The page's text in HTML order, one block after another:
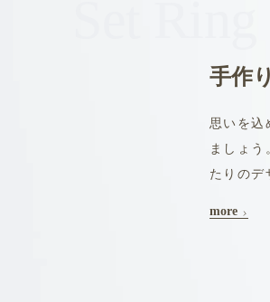
手作
思いを込
ましょ
たりのデ
more